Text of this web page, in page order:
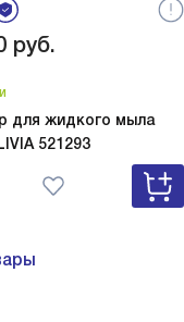
руб.
для жидкого мыла
521293